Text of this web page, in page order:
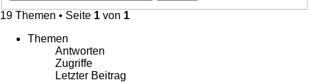
19 Themen • Seite 1 von 1
Themen
Antworten
Zugriffe
Letzter Beitrag